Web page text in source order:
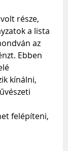
része,
a lista
az
Ebben
kínálni,
felépíteni,